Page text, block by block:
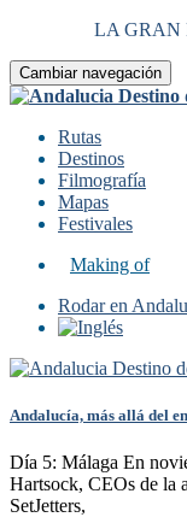
LA GRAN
Cambiar navegación
Rutas
Destinos
Filmografía
Mapas
Festivales
Making of
Rodar en
Andalucía, más allá del
Día 5: Málaga En
Hartsock, CEOs de la
SetJetters,